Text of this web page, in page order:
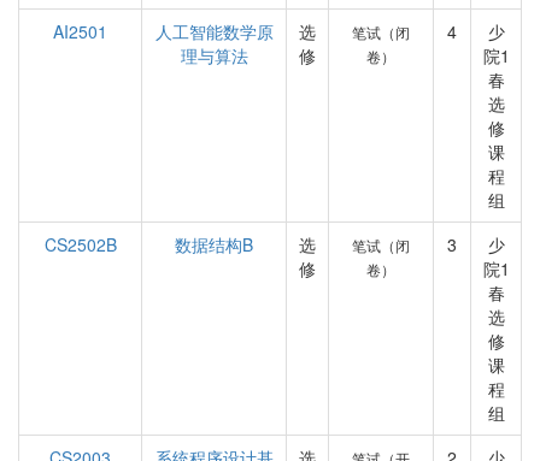
AI2501
人工智能数学原
理与算法
选
修
笔试（闭
卷）
4
少
院1
春
选
修
课
程
组
CS2502B
数据结构B
选
修
笔试（闭
卷）
3
少
院1
春
选
修
课
程
组